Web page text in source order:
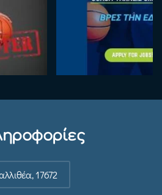
17672